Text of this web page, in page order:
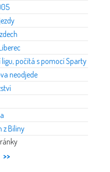
počítá s pomocí Sparty
neodjede
z Bíliny
>>